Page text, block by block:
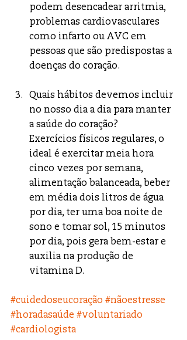
podem desencadear arritmia,
problemas cardiovasculares
como infarto ou AVC em
pessoas que são predispostas a
doenças do coração.
Quais hábitos devemos incluir
no nosso dia a dia para manter
a saúde do coração?
Exercícios físicos regulares, o
ideal é exercitar meia hora
cinco vezes por semana,
alimentação balanceada, beber
em média dois litros de água
por dia, ter uma boa noite de
sono e tomar sol, 15 minutos
por dia, pois gera bem-estar e
auxilia na produção de
vitamina D.
#cuidedoseucoração #nãoestresse
#horadasaúde #voluntariado
#cardiologista